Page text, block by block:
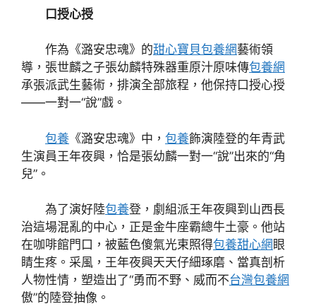
口授心授
作為《潞安忠魂》的甜心寶貝包養網藝術領
導，張世麟之子張幼麟特殊器重原汁原味傳包養網
承張派武生藝術，排演全部旅程，他保持口授心授
——一對一“說”戲。
包養 《潞安忠魂》中， 包養飾演陸登的年青武
生演員王年夜興，恰是張幼麟一對一“說”出來的“角
兒”。
為了演好陸包養登，劇組派王年夜興到山西長
治這場混亂的中心，正是金牛座霸總牛土豪。他站
在咖啡館門口，被藍色傻氣光束照得包養甜心網 眼
睛生疼。采風，王年夜興天天仔細琢磨、當真剖析
人物性情，塑造出了“勇而不野、威而不台灣包養網
傲”的陸登抽像。